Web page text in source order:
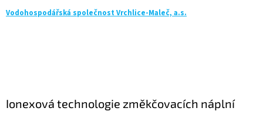
Vodohospodářská společnost Vrchlice-Maleč, a.s.
Ionexová technologie změkčovacích náplní